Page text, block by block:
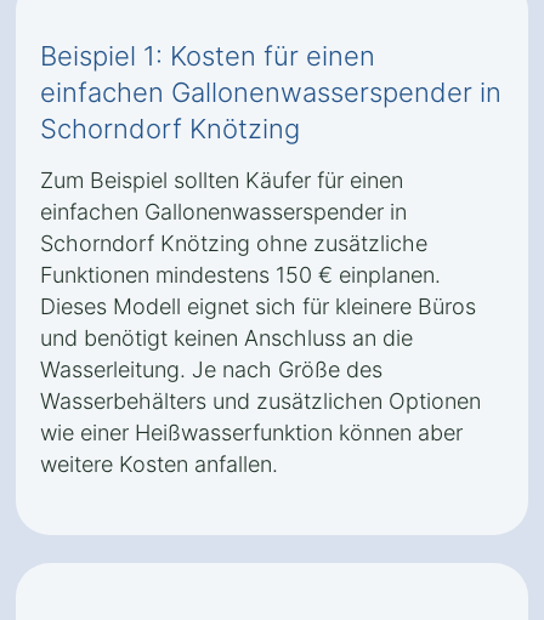
Beispiel 1: Kosten für einen
einfachen Gallonenwasserspender in
Schorndorf Knötzing
Zum Beispiel sollten Käufer für einen
einfachen Gallonenwasserspender in
Schorndorf Knötzing ohne zusätzliche
Funktionen mindestens 150 € einplanen.
Dieses Modell eignet sich für kleinere Büros
und benötigt keinen Anschluss an die
Wasserleitung. Je nach Größe des
Wasserbehälters und zusätzlichen Optionen
wie einer Heißwasserfunktion können aber
weitere Kosten anfallen.